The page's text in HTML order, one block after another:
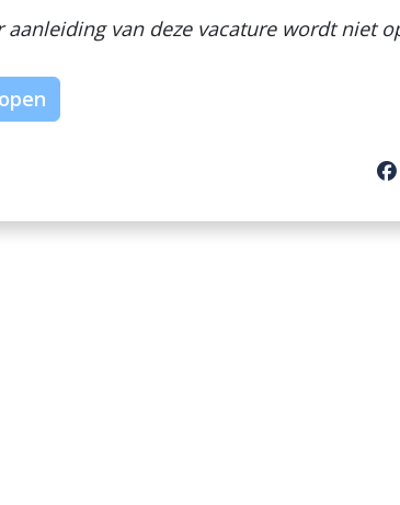
aanleiding van deze vacature wordt niet